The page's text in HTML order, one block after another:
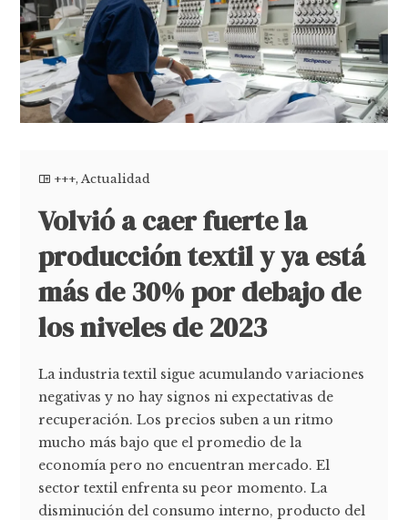
+++,Actualidad
Volvió a caer fuerte la
producción textil y ya está
más de 30% por debajo de
los niveles de 2023
La industria textil sigue acumulando variaciones
negativas y no hay signos ni expectativas de
recuperación. Los precios suben a un ritmo
mucho más bajo que el promedio de la
economía pero no encuentran mercado. El
sector textil enfrenta su peor momento. La
disminución del consumo interno, producto del